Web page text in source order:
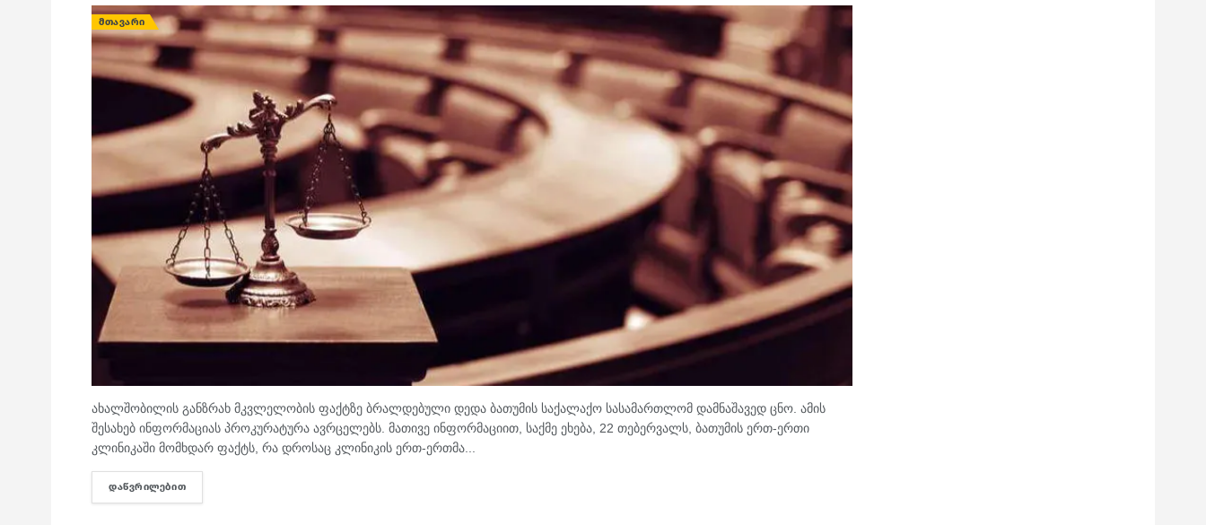
ᲛᲗᲐᲕᲐᲠᲘ
ახალშობილის განზრახ მკვლელობის ფაქტზე ბრალდებული დედა ბათუმის საქალაქო სასამართლომ დამნაშავედ ცნო. ამის
შესახებ ინფორმაციას პროკურატურა ავრცელებს. მათივე ინფორმაციით, საქმე ეხება, 22 თებერვალს, ბათუმის ერთ-ერთი
კლინიკაში მომხდარ ფაქტს, რა დროსაც კლინიკის ერთ-ერთმა...
ᲓᲐᲬᲕᲠᲘᲚᲔᲑᲘᲗ